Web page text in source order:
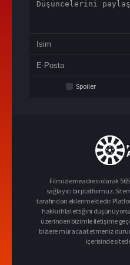
Spoiler
Filmizlemeadresi olarak
sağlayıcı bir platformuz.
tarafından eklenmektedir.
hakkı ihlal ettiğini
üzerinden bizimle iletişime
bizlere müracaat etmeniz
içerisinde